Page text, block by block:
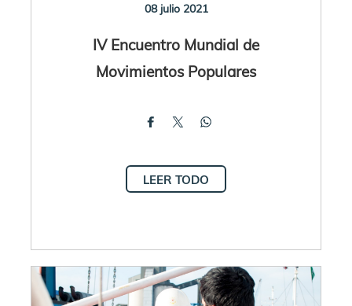
08 julio 2021
IV Encuentro Mundial de
Movimientos Populares
LEER TODO